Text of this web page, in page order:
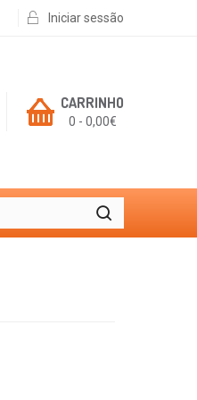
Iniciar sessão
CARRINHO
0 - 0,00€